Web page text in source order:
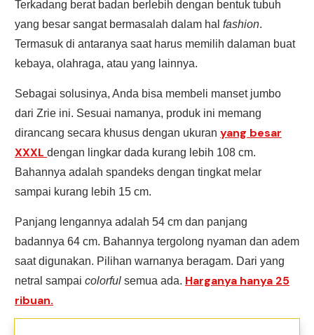
Terkadang berat badan berlebih dengan bentuk tubuh
yang besar sangat bermasalah dalam hal fashion.
Termasuk di antaranya saat harus memilih dalaman buat
kebaya, olahraga, atau yang lainnya.
Sebagai solusinya, Anda bisa membeli manset jumbo
dari Zrie ini. Sesuai namanya, produk ini memang
dirancang secara khusus dengan ukuran yang besar
XXXL dengan lingkar dada kurang lebih 108 cm.
Bahannya adalah spandeks dengan tingkat melar
sampai kurang lebih 15 cm.
Panjang lengannya adalah 54 cm dan panjang
badannya 64 cm. Bahannya tergolong nyaman dan adem
saat digunakan. Pilihan warnanya beragam. Dari yang
netral sampai colorful semua ada. Harganya hanya 25
ribuan.